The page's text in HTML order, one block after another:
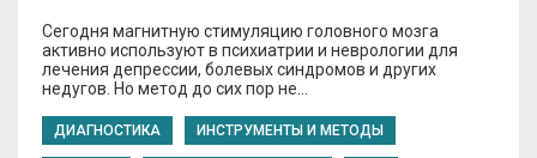
Сегодня магнитную стимуляцию головного мозга
активно используют в психиатрии и неврологии для
лечения депрессии, болевых синдромов и других
недугов. Но метод до сих пор не…
ДИАГНОСТИКА ИНСТРУМЕНТЫ И МЕТОДЫ